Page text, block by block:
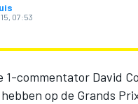
07:53
1-commentator David
op de Grands